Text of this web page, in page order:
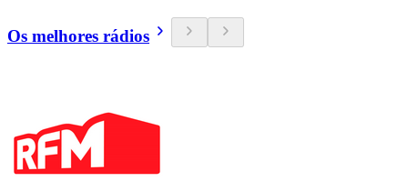
Os melhores rádios